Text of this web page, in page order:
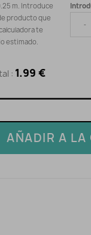
m. Introduce
producto que
te
estimado.
-
: 1.99 €
AÑADIR A LA